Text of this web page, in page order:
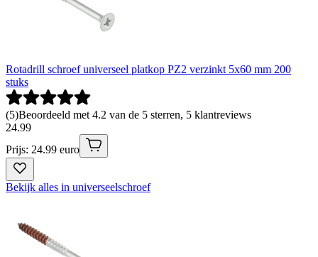
Rotadrill schroef universeel platkop PZ2 verzinkt 5x60 mm 200
stuks
(5)Beoordeeld met 4.2 van de 5 sterren, 5 klantreviews
24.99
Prijs: 24.99 euro
Bekijk alles in universeelschroef